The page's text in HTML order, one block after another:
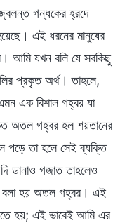
জ্বলন্ত গন্ধকের হ্রদে
এই ধরনের মানুষের
আমি যখন বলি যে সবকিছু
প্রকৃত অর্থ। তাহলে,
এক বিশাল গহ্বর যা
অতল গহ্বর হল শয়তানের
পড়ে তা হলে সেই ব্যক্তি
ডানাও গজাত তাহলেও
বলা হয় অতল গহ্বর। এই
হয়; এই ভাবেই আমি এর